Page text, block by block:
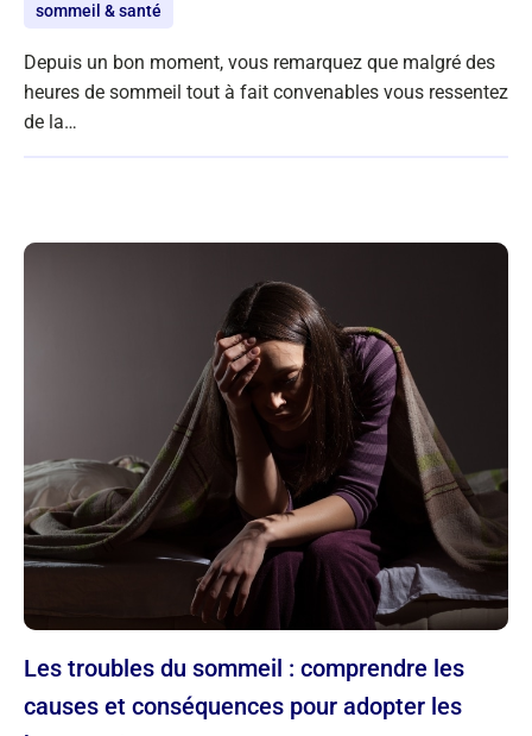
sommeil & santé
Depuis un bon moment, vous remarquez que malgré des
heures de sommeil tout à fait convenables vous ressentez
de la…
Les troubles du sommeil : comprendre les
causes et conséquences pour adopter les